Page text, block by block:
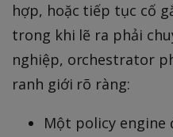
hợp, hoặc tiếp tục cố
trong khi lẽ ra phải
nghiệp, orchestrator
ranh giới rõ ràng:
Một policy engine